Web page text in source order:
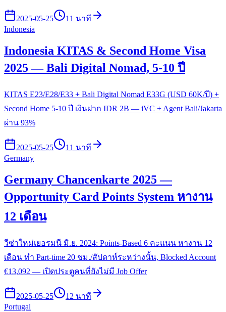
2025-05-25
11 นาที
Indonesia
Indonesia KITAS & Second Home Visa
2025 — Bali Digital Nomad, 5-10 ปี
KITAS E23/E28/E33 + Bali Digital Nomad E33G (USD 60K/ปี) +
Second Home 5-10 ปี เงินฝาก IDR 2B — iVC + Agent Bali/Jakarta
ผ่าน 93%
2025-05-25
11 นาที
Germany
Germany Chancenkarte 2025 —
Opportunity Card Points System หางาน
12 เดือน
วีซ่าใหม่เยอรมนี มิ.ย. 2024: Points-Based 6 คะแนน หางาน 12
เดือน ทำ Part-time 20 ชม./สัปดาห์ระหว่างนั้น, Blocked Account
€13,092 — เปิดประตูคนที่ยังไม่มี Job Offer
2025-05-25
12 นาที
Portugal